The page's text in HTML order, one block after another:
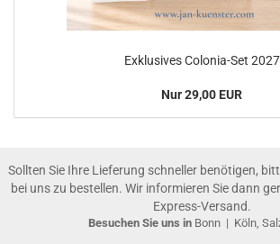
Exklusives Colonia-Set 2027
Nur 29,00 EUR
Sollten Sie Ihre Lieferung schneller benötigen,
bei uns zu bestellen. Wir informieren Sie dann
Express-Versand.
Besuchen Sie uns in Bonn | Köln,